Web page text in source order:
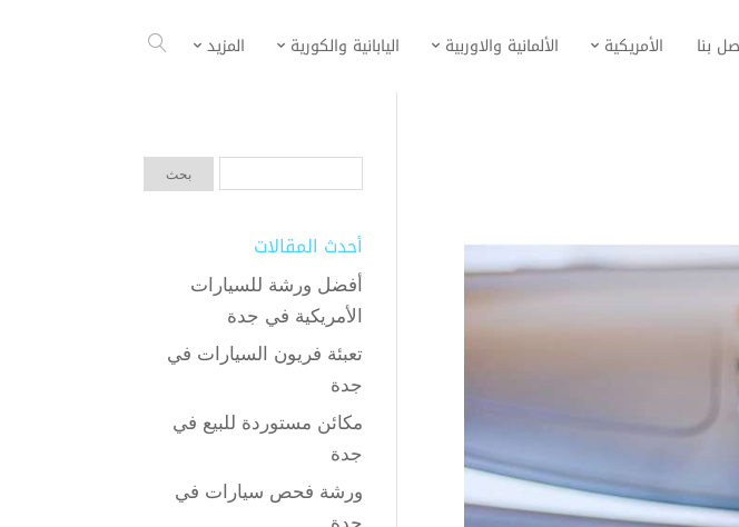
بنا الأمريكية الألمانية والاوربية اليابانية والكورية المزيد
أحدث المقالات
أفضل ورشة للسيارات
الأمريكية في جدة
تعبئة فريون السيارات في
جدة
مكائن مستوردة للبيع في
جدة
ورشة فحص سيارات في